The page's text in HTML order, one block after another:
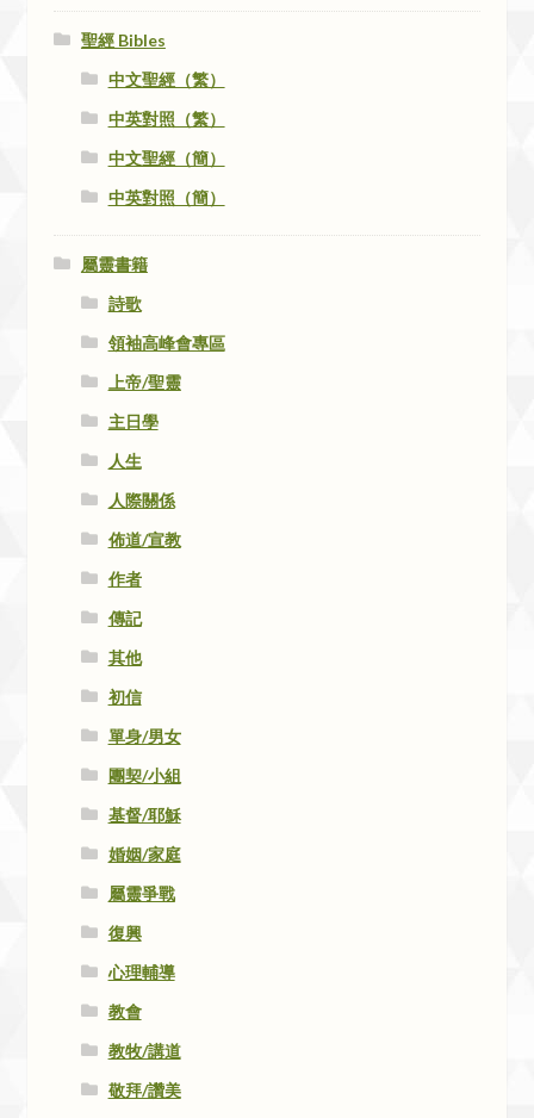
聖經 Bibles
中文聖經（繁）
中英對照（繁）
中文聖經（簡）
中英對照（簡）
屬靈書籍
詩歌
領袖高峰會專區
上帝/聖靈
主日學
人生
人際關係
佈道/宣教
作者
傳記
其他
初信
單身/男女
團契/小組
基督/耶穌
婚姻/家庭
屬靈爭戰
復興
心理輔導
教會
教牧/講道
敬拜/讚美